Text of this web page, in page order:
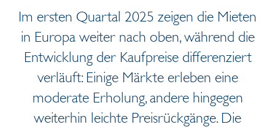
Im ersten Quartal 2025 zeigen die Mieten
in Europaweiter nach oben, während die
Entwicklung der Kaufpreise differenziert
verläuft:Einige Märkte erleben eine
moderate Erholung, andere hingegen
weiterhin leichte Preisrückgänge. Die